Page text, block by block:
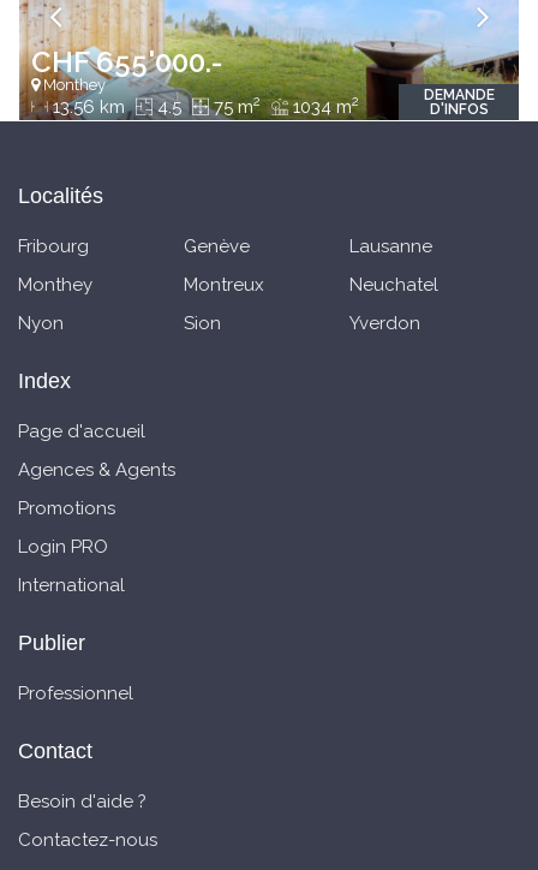
CHF 655'000.-
Monthey
13.56 km 4.5 75 m2 1034 m2
DEMANDE
D'INFOS
Localités
Fribourg Genève
Lausanne
Monthey
Montreux
Neuchatel
Nyon
Sion Yverdon
Index
Page d'accueil
Agences & Agents
Promotions
Login PRO
International
Publier
Professionnel
Contact
Besoin d'aide ?
Contactez-nous